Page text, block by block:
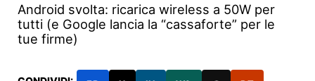
Android svolta: ricarica wireless a 50W per
tutti (e Google lancia la “cassaforte” per le
tue firme)